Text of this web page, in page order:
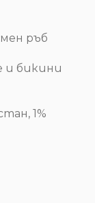
ръб
и бикини
1%